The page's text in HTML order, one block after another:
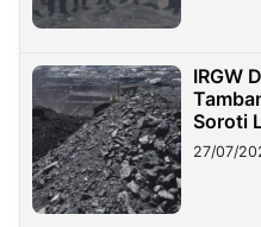
IRGW
Soroti
27/07/